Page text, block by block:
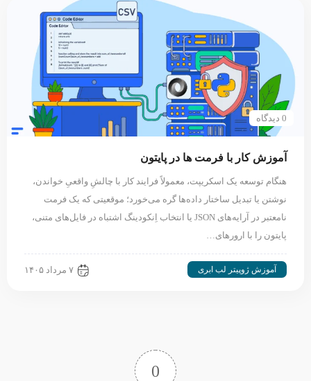
0 دیدگاه
آموزش کار با فرمت ها در پایتون
هنگام توسعه یک اسکریپت، معمولاً فرایند کار با چالشِ واقعیِ خواندن،
نوشتن یا تبدیل ساختار داده‌ها گره می‌خورد؛ موقعیتی که یک فرمت
نامعتبر در آرایه‌های JSON یا انتخاب اِنکودینگ اشتباه در فایل‌های متنی،
پایتون را با ارورهای…
آموزش ژوپیتر لب ابری ۷ مرداد ۱۴۰۵
0